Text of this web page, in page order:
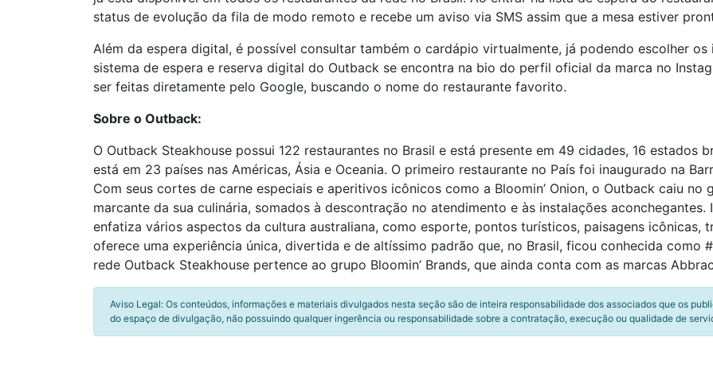
status de evolução da fila de modo remoto e recebe um aviso via SMS assim que a mesa estiver
Além da espera digital, é possível consultar também o cardápio virtualmente, já podendo escolher
sistema de espera e reserva digital do Outback se encontra na bio do perfil oficial da marca no
ser feitas diretamente pelo Google, buscando o nome do restaurante favorito.
Sobre o Outback:
O Outback Steakhouse possui 122 restaurantes no Brasil e está presente em 49 cidades, 16 estados
está em 23 países nas Américas, Ásia e Oceania. O primeiro restaurante no País foi inaugurado na
Com seus cortes de carne especiais e aperitivos icônicos como a Bloomin’ Onion, o Outback caiu
marcante da sua culinária, somados à descontração no atendimento e às instalações
enfatiza vários aspectos da cultura australiana, como esporte, pontos turísticos, paisagens icônicas,
oferece uma experiência única, divertida e de altíssimo padrão que, no Brasil, ficou conhecida como
rede Outback Steakhouse pertence ao grupo Bloomin’ Brands, que ainda conta com as marcas
Aviso Legal: Os conteúdos, informações e materiais divulgados nesta seção são de inteira responsabilidade dos associados que os
do espaço de divulgação, não possuindo qualquer ingerência ou responsabilidade sobre a contratação, execução ou qualidade de